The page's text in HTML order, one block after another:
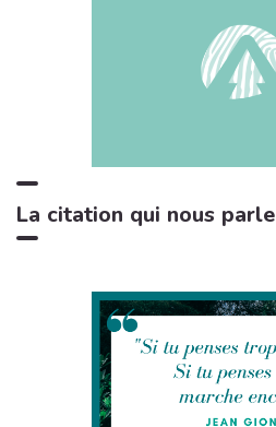
La citation qui nous parle